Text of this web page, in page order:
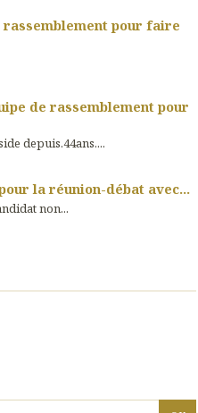
rassemblement pour faire
de rassemblement pour
depuis.44ans....
la réunion-débat avec...
non...